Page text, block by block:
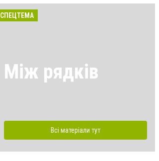
СПЕЦТЕМА
Між рядків
Всі матеріали тут